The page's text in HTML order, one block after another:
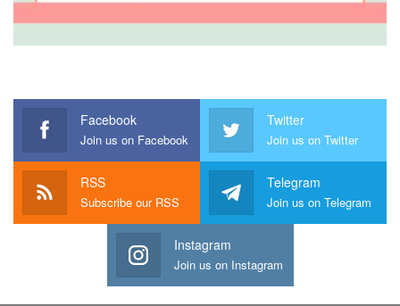
Facebook
Join us on Facebook
Twitter
Join us on Twitter
RSS
Subscribe our RSS
Telegram
Join us on Telegram
Instagram
Join us on Instagram